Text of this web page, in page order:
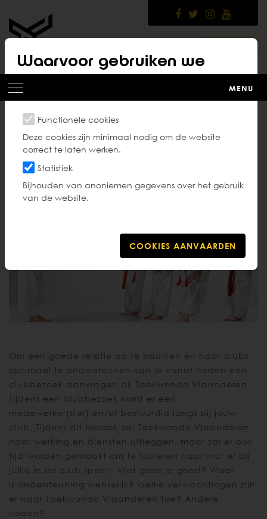
main
content
Waarvoor gebruiken we
cookies?
Functionele cookies
Deze cookies zijn minimaal nodig om de website
correct te laten werken.
Statistiek
Bijhouden van anoniemen gegevens over het gebruik
van de website.
MENU
Clubbezoek
Om een goede relatie op te bouwen en haar clubs
optimaal te ondersteunen kan je vanaf heden een
clubbezoek aanvragen bij Taekwondo Vlaanderen.
Tijdens een clubbezoek komt er een
medewerker(ster) en/of bestuurslid langs bij jouw
club. Tijdens dit bezoek zal Taekwondo Vlaanderen
haar werking en diensten uitleggen, maar zal er ook
tijd worden gemaakt om te luisteren naar wat er bij
jullie in de club speelt. Wat gaat er goed? Waar
is ondersteuning wenselijk? Welke verwachtingen zijn
er naar Taekwondo Vlaanderen toe? Andere
noden?